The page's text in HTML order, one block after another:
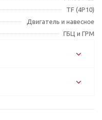
TF (4P10)
Двигатель и навесное
ГБЦ и ГРМ